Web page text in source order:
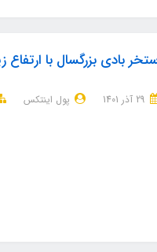
بادی بزرگسال با ارتفاع
پول اینتکس